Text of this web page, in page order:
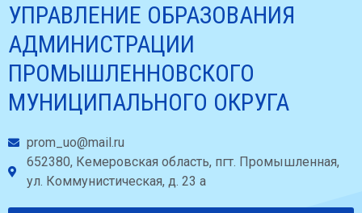
УПРАВЛЕНИЕ ОБРАЗОВАНИЯ
АДМИНИСТРАЦИИ
ПРОМЫШЛЕННОВСКОГО
МУНИЦИПАЛЬНОГО ОКРУГА
prom_uo@mail.ru
652380, Кемеровская область, пгт. Промышленная,
ул. Коммунистическая, д. 23 а